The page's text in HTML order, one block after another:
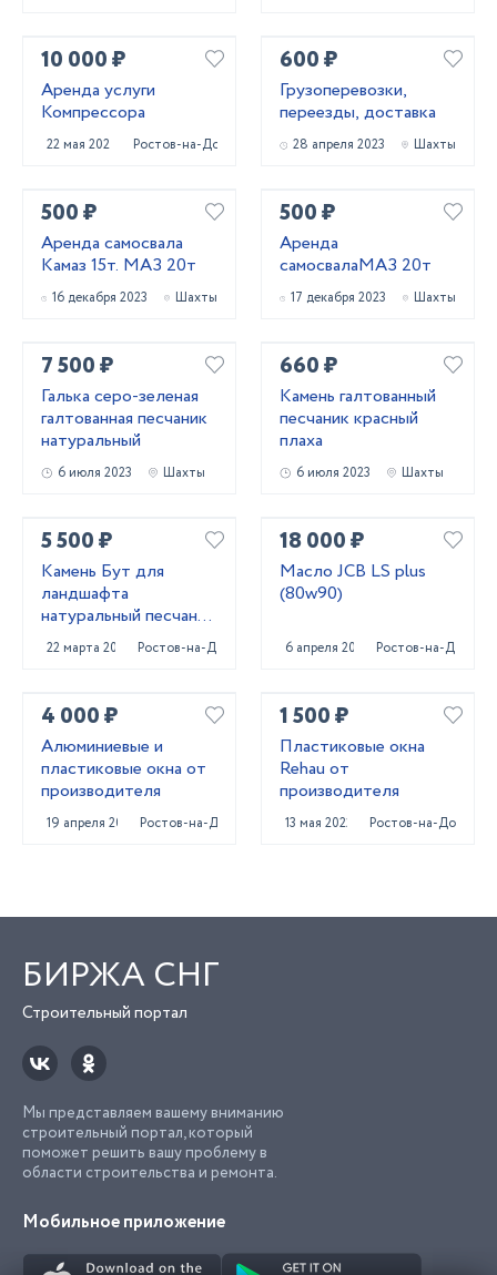
10 000 ₽
Аренда услуги
Компрессора
22 мая 2024 Ростов-на-Дону
600 ₽
Грузоперевозки,
переезды, доставка
28 апреля 2023 Шахты
500 ₽
Аренда самосвала
Камаз 15т. МАЗ 20т
16 декабря 2023 Шахты
500 ₽
Аренда
самосвалаМАЗ 20т
17 декабря 2023 Шахты
7 500 ₽
Галька серо-зеленая
галтованная песчаник
натуральный
6 июля 2023 Шахты
660 ₽
Камень галтованный
песчаник красный
плаха
6 июля 2023 Шахты
5 500 ₽
Камень Бут для
ландшафта
натуральный песчаник
природный
22 марта 2022 Ростов-на-Дону
18 000 ₽
Масло JCB LS plus
(80w90)
6 апреля 2023 Ростов-на-Дону
4 000 ₽
Алюминиевые и
пластиковые окна от
производителя
19 апреля 2022 Ростов-на-Дону
1 500 ₽
Пластиковые окна
Rehau от
производителя
13 мая 2022 Ростов-на-Дону
БИРЖА СНГ
Строительный портал
Мы представляем вашему вниманию
строительный портал, который
поможет решить вашу проблему в
области строительства и ремонта.
Мобильное приложение